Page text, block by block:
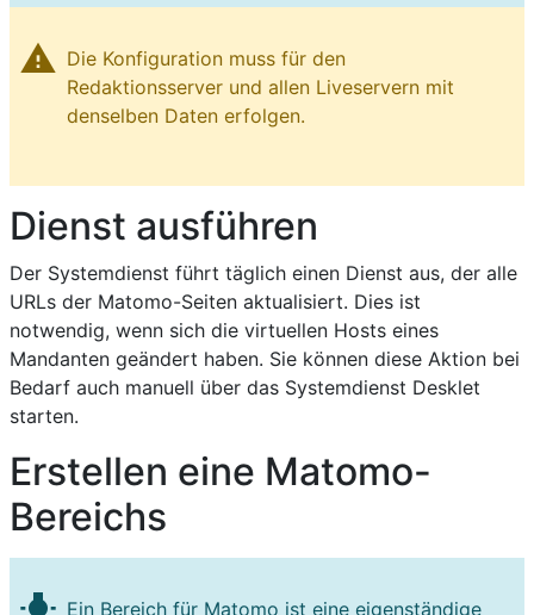
warning Die Konfiguration muss für den
Redaktionsserver und allen Liveservern mit
denselben Daten erfolgen.
Dienst ausführen
Der Systemdienst führt täglich einen Dienst aus, der alle
URLs der Matomo-Seiten aktualisiert. Dies ist
notwendig, wenn sich die virtuellen Hosts eines
Mandanten geändert haben. Sie können diese Aktion bei
Bedarf auch manuell über das Systemdienst Desklet
starten.
Erstellen eine Matomo-
Bereichs
Ein Bereich für Matomo ist eine eigenständige